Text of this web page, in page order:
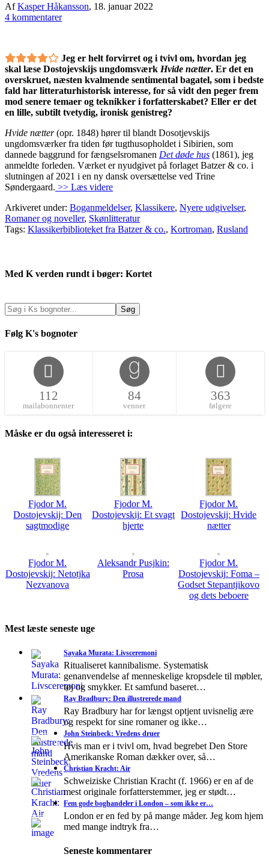
AfKasper Håkansson, 18. januar 2022
4 kommentarer
Jeg er helt forvirret og i tvivl om, hvordan jeg
skal læse Dostojevskijs ungdomsværk Hvide nætter. Er det en
overskruet, næsten kvalmende sentimental bagatel, som i bedste
fald har litteraturhistorisk interesse, for så vidt den peger frem
mod senere temaer og teknikker i forfatterskabet? Eller er det
en lille, subtilt tvetydig, ironisk genistreg?
Hvide nætter(opr. 1848) hører til blandt Dosotjevskijs
ungdomsværker fra tiden før tugthusopholdet i Sibirien, som
dannede baggrund for fængselsromanen Det døde hus (1861), jeg
anmeldte forleden. Værket er nyudgivet på forlaget Batzer & co. i
slutningen af 2021 i en ny dansk oversættelse ved Trine
Søndergaard. >> Læs videre
Arkiveret under: Boganmeldelser, Klassikere, Nyere udgivelser,
Romaner og noveller, Skønlitteratur
Tags: Klassikerbiblioteket fra Batzer & co., Kortroman, Rusland
Med K verden rundt i bøger: Kortet
Følg K's bognoter
112
mailabonnenter
84
venner
363
følgere
Måske er du også interesseret i:
Fjodor M.
Dostojevskij: Den
sagtmodige
Fjodor M.
Dostojevskij: Et svagt
hjerte
Fjodor M.
Dostojevskij: Hvide
nætter
Fjodor M.
Dostojevskij: Netotjka
Nezvanova
Aleksandr Pusjkin:
Prosa
Fjodor M.
Dostojevskij: Foma –
Godset Stepantjikovo
og dets beboere
Mest læste seneste uge
Sayaka Murata: Livsceremoni
Ritualiseret kannibalisme. Systematisk
genanvendelse af menneskelige kropsdele til møbler,
tøj og smykker. Et samfund baseret…
Ray Bradbury: Den illustrerede mand
Ray Bradbury har for længst optjent uvisnelig ære
og respekt for sine romaner og ikke…
John Steinbeck: Vredens druer
Hvis man er i tvivl om, hvad begrebet Den Store
Amerikanske Roman dækker over, så…
Christian Kracht: Air
Schweiziske Christian Kracht (f. 1966) er en af de
mest originale forfatterstemmer, jeg er stødt…
Fem gode boghandeler i London – som ikke er…
London er en fed by på mange måder. Jeg kom hjem
med mange indtryk fra…
Seneste kommentarer